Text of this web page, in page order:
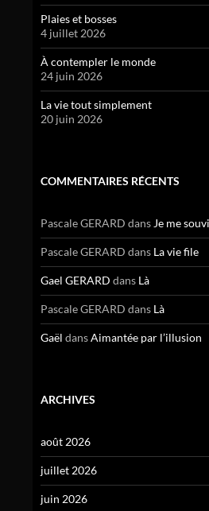
Plaies et bosses
4 juillet 2026
À contempler le monde
24 juin 2026
La vie tout simplement
20 juin 2026
COMMENTAIRES RÉCENTS
Pascale GERARD dansJe me
Pascale GERARD dans La vie file
Gael GERARD dans Là
Pascale GERARD dans Là
Gaël dansAimantée par l’illusion
ARCHIVES
août 2026
juillet 2026
juin 2026